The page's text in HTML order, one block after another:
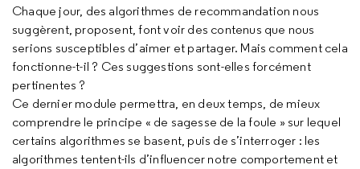
Chaque jour, des algorithmes de recommandation nous
suggèrent, proposent, font voir des contenus que nous
serions susceptibles d’aimer et partager. Mais comment cela
fonctionne-t-il ? Ces suggestions sont-elles forcément
pertinentes ?
Ce dernier module permettra, en deux temps, de mieux
comprendre le principe « de sagesse de la foule » sur lequel
certains algorithmes se basent, puis de s’interroger : les
algorithmes tentent-ils d’influencer notre comportement et